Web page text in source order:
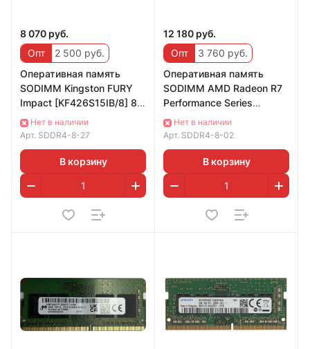
8 070 руб.
Опт
2 500 руб.
Оперативная память
SODIMM Kingston FURY
Impact [KF426S15IB/8] 8
ГБ 2666 МГц
Нет в наличии
Арт. SDDR4-8-27
В корзину
12 180 руб.
Опт
3 760 руб.
Оперативная память
SODIMM AMD Radeon R7
Performance Series
[R748G2400S2S-U] 8 ГБ
Нет в наличии
Арт. SDDR4-8-02
В корзину